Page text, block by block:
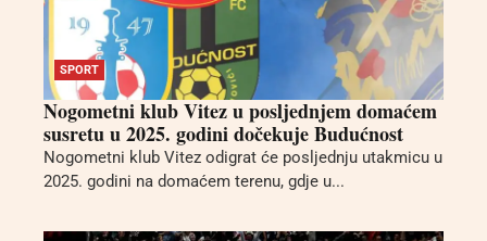
SPORT
Nogometni klub Vitez u posljednjem domaćem
susretu u 2025. godini dočekuje Budućnost
Nogometni klub Vitez odigrat će posljednju utakmicu u
2025. godini na domaćem terenu, gdje u...